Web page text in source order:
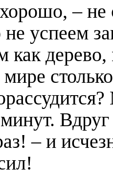
– не
не успеем
как
– и